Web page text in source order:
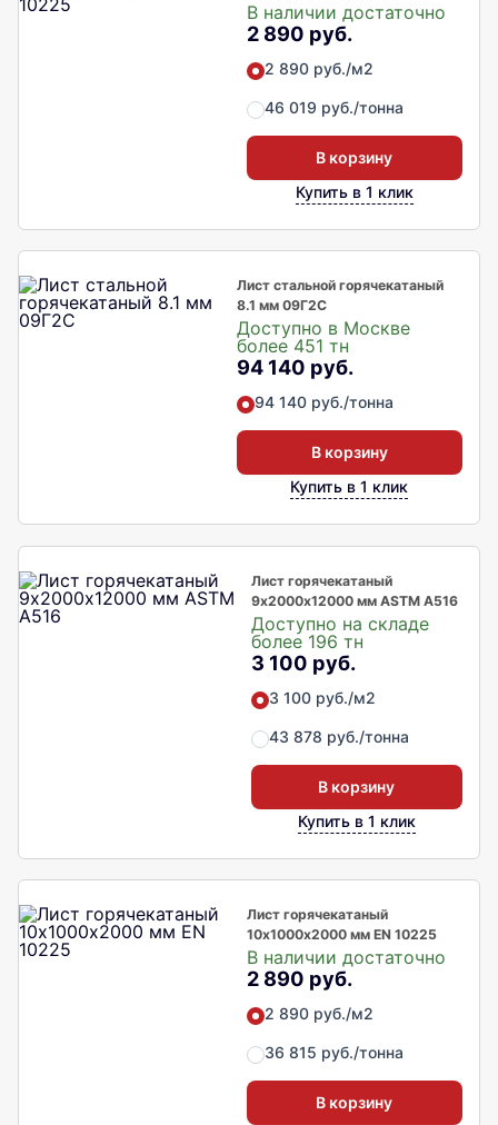
В наличии достаточно
2 890 руб.
2 890 руб./м2
46 019 руб./тонна
В корзину
Купить в 1 клик
Лист стальной горячекатаный
8.1 мм 09Г2С
Доступно в Москве
более 451 тн
94 140 руб.
94 140 руб./тонна
В корзину
Купить в 1 клик
Лист горячекатаный
9х2000х12000 мм ASTM A516
Доступно на складе
более 196 тн
3 100 руб.
3 100 руб./м2
43 878 руб./тонна
В корзину
Купить в 1 клик
Лист горячекатаный
10х1000х2000 мм EN 10225
В наличии достаточно
2 890 руб.
2 890 руб./м2
36 815 руб./тонна
В корзину